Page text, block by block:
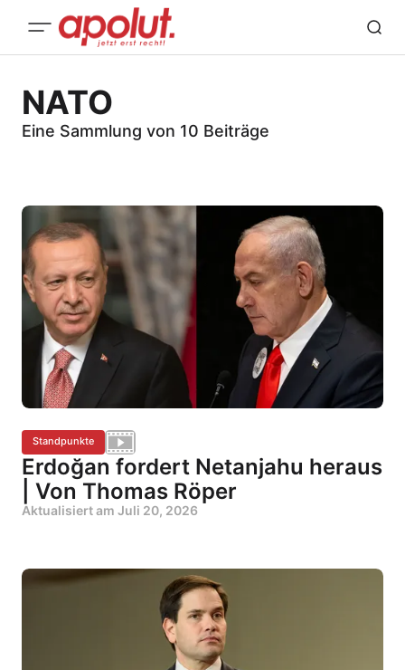
NATO
Eine Sammlung von 10 Beiträge
Standpunkte
Erdoğan fordert Netanjahu heraus
| Von Thomas Röper
Aktualisiert am Juli 20, 2026